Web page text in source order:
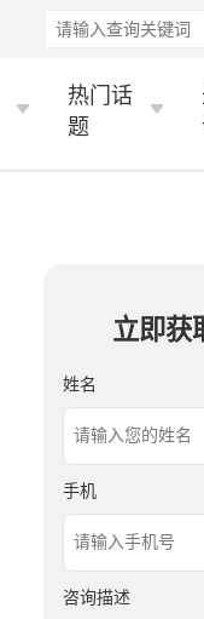
热门话
题
立即获
姓名
手机
咨询描述